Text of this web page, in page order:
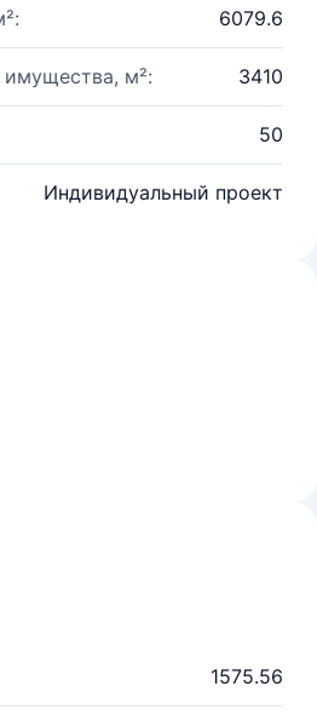
6079.6
м²: 3410
50
Индивидуальный проект
1575.56